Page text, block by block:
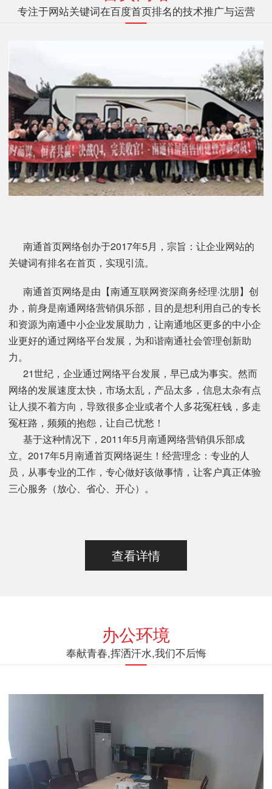
专注于网站关键词在百度首页排名的技术推广与运营
南通首页网络创办于2017年5月，宗旨：让企业网站的
关键词有排名在首页，实现引流。
南通首页网络是由【南通互联网资深商务经理·沈朋】创
办，前身是南通网络营销俱乐部，目的是想利用自己的专长
和资源为南通中小企业发展助力，让南通地区更多的中小企
业更好的通过网络平台发展，为和谐南通社会管理创新助
力。
21世纪，企业通过网络平台发展，早已成为事实。然而
网络的发展速度太快，市场太乱，产品太多，信息太杂有点
让人摸不着方向，导致很多企业或者个人多花冤枉钱，多走
冤枉路，频频的抱怨，让自己忧愁！
基于这种情况下，2011年5月南通网络营销俱乐部成
立。2017年5月南通首页网络诞生！经营理念：专业的人
员，从事专业的工作，专心做好该做事情，让客户真正体验
三心服务（放心、省心、开心）。
查看详情
办公环境
奉献青春,挥洒汗水,我们不后悔